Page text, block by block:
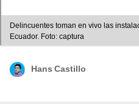
Delincuentes toman en vivo las
Ecuador. Foto: captura
Hans Castillo